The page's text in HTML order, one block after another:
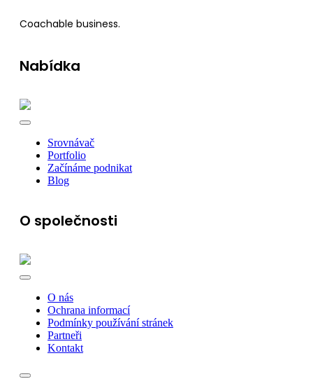
Coachable business.
Nabídka
Srovnávač
Portfolio
Začínáme podnikat
Blog
O společnosti
O nás
Ochrana informací
Podmínky používání stránek
Partneři
Kontakt